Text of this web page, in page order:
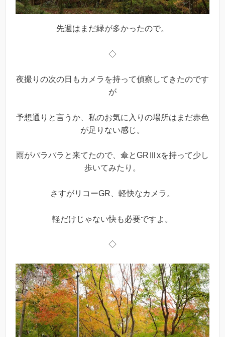
先週はまだ緑が多かったので。
◇
夜撮りの次の日もカメラを持って偵察してきたのです
が
予想通りと言うか、私のお気に入りの場所はまだ赤色
が足りない感じ。
雨がパラパラと来てたので、傘とGRⅢxを持って少し
歩いてみたり。
さすがリコーGR、軽快なカメラ。
軽だけじゃない快も必要ですよ。
◇